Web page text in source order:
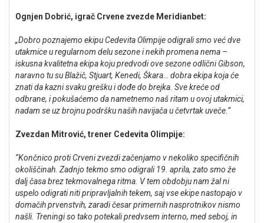
Ognjen Dobrić, igrač Crvene zvezde Meridianbet:
„Dobro poznajemo ekipu Cedevita Olimpije odigrali smo već dve
utakmice u regularnom delu sezone i nekih promena nema –
iskusna kvalitetna ekipa koju predvodi ove sezone odlični Gibson,
naravno tu su Blažič, Stjuart, Kenedi, Škara… dobra ekipa koja će
znati da kazni svaku grešku i dođe do brejka. Sve kreće od
odbrane, i pokušaćemo da nametnemo naš ritam u ovoj utakmici,
nadam se uz brojnu podršku naših navijača u četvrtak uveče.“
Zvezdan Mitrović, trener Cedevita Olimpije:
“Končnico proti Crveni zvezdi začenjamo v nekoliko specifičnih
okoliščinah. Zadnjo tekmo smo odigrali 19. aprila, zato smo že
dalj časa brez tekmovalnega ritma. V tem obdobju nam žal ni
uspelo odigrati niti pripravljalnih tekem, saj vse ekipe nastopajo v
domačih prvenstvih, zaradi česar primernih nasprotnikov nismo
našli. Treningi so tako potekali predvsem interno, med seboj, in